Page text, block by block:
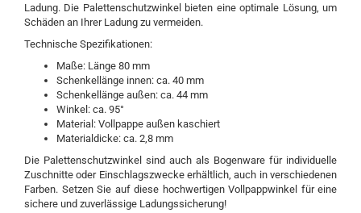
Ladung. Die Palettenschutzwinkel bieten eine optimale Lösung, um
Schäden an Ihrer Ladung zu vermeiden.
Technische Spezifikationen:
Maße: Länge 80 mm
Schenkellänge innen: ca. 40 mm
Schenkellänge außen: ca. 44 mm
Winkel: ca. 95°
Material: Vollpappe außen kaschiert
Materialdicke: ca. 2,8 mm
Die Palettenschutzwinkel sind auch als Bogenware für individuelle
Zuschnitte oder Einschlagszwecke erhältlich, auch in verschiedenen
Farben. Setzen Sie auf diese hochwertigen Vollpappwinkel für eine
sichere und zuverlässige Ladungssicherung!